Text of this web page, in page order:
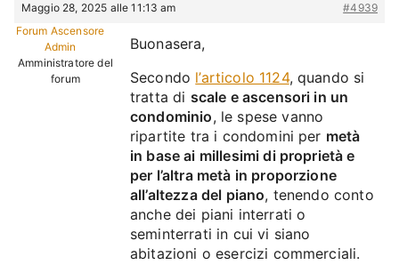
Maggio 28, 2025 alle 11:13 am
#4939
Forum Ascensore
Admin
Amministratore del
forum
Buonasera,
Secondo l’articolo 1124, quando si
tratta di scale e ascensori in un
condominio, le spese vanno
ripartite tra i condomini per metà
in base ai millesimi di proprietà e
per l’altra metà in proporzione
all’altezza del piano, tenendo conto
anche dei piani interrati o
seminterrati in cui vi siano
abitazioni o esercizi commerciali.